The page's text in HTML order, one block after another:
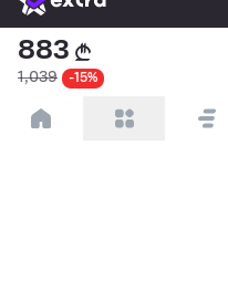
883
1,039 -15%
ჩვენ შესახებ
წესები და პირობები